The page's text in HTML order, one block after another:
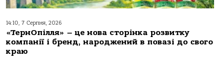
14:10, 7 Серпня, 2026
«ТернОпілля» – це нова сторінка розвитку
компанії і бренд, народжений в повазі до свого
краю